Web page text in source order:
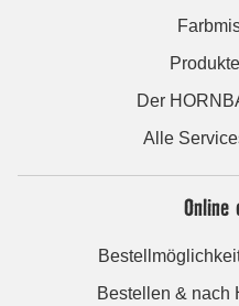
Der
Alle
Online
Bestellen & nach